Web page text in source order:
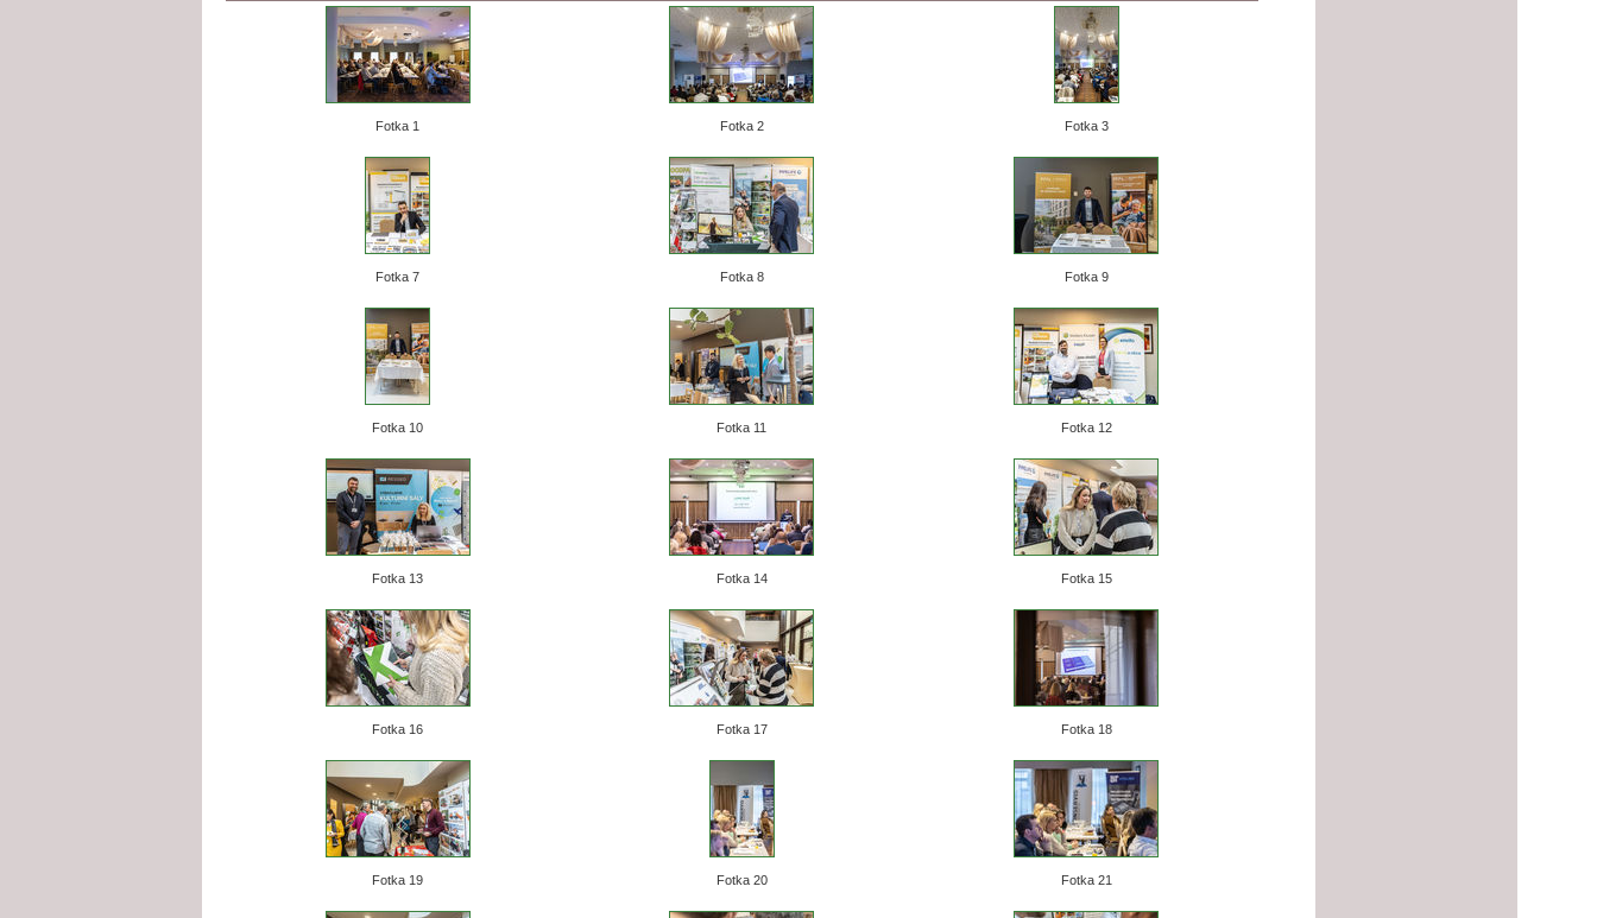
Fotka 1 Fotka 2 Fotka 3
Fotka 7 Fotka 8 Fotka 9
Fotka 10 Fotka 11 Fotka 12
Fotka 13 Fotka 14 Fotka 15
Fotka 16 Fotka 17 Fotka 18
Fotka 19 Fotka 20 Fotka 21